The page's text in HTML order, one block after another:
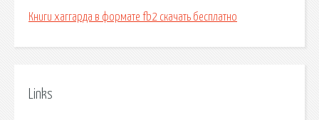
Книги хаггарда в формате fb2 скачать бесплатно
Links